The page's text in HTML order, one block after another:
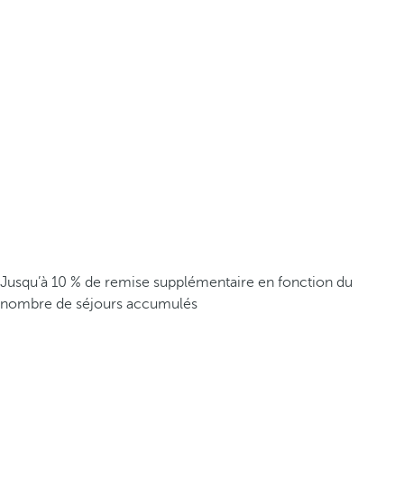
Jusqu’à 10 % de remise supplémentaire en fonction du
nombre de séjours accumulés